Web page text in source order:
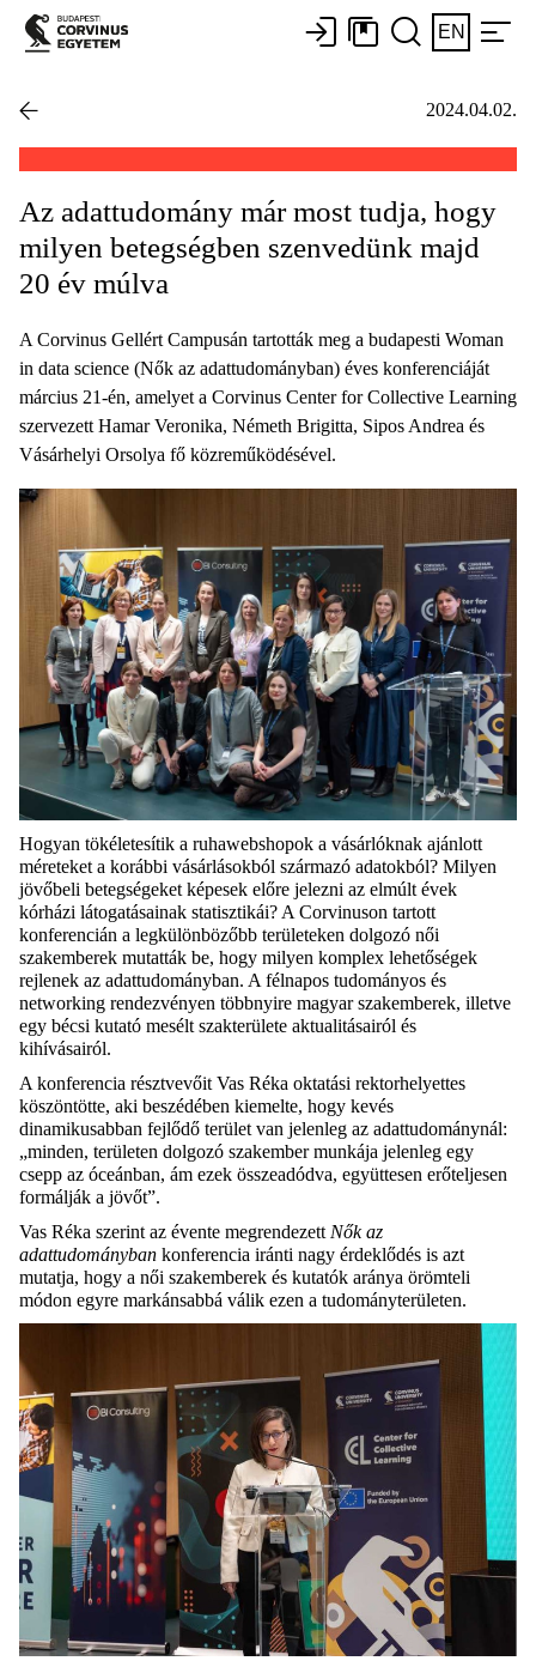
EN
2024.04.02.
Az adattudomány már most tudja, hogy
milyen betegségben szenvedünk majd
20 év múlva
A Corvinus Gellért Campusán tartották meg a budapesti Woman
in data science (Nők az adattudományban) éves konferenciáját
március 21-én, amelyet a Corvinus Center for Collective Learning
szervezett Hamar Veronika, Németh Brigitta, Sipos Andrea és
Vásárhelyi Orsolya fő közreműködésével.
Hogyan tökéletesítik a ruhawebshopok a vásárlóknak ajánlott
méreteket a korábbi vásárlásokból származó adatokból? Milyen
jövőbeli betegségeket képesek előre jelezni az elmúlt évek
kórházi látogatásainak statisztikái? A Corvinuson tartott
konferencián a legkülönbözőbb területeken dolgozó női
szakemberek mutatták be, hogy milyen komplex lehetőségek
rejlenek az adattudományban. A félnapos tudományos és
networking rendezvényen többnyire magyar szakemberek, illetve
egy bécsi kutató mesélt szakterülete aktualitásairól és
kihívásairól.
A konferencia résztvevőit Vas Réka oktatási rektorhelyettes
köszöntötte, aki beszédében kiemelte, hogy kevés
dinamikusabban fejlődő terület van jelenleg az adattudománynál:
„minden, területen dolgozó szakember munkája jelenleg egy
csepp az óceánban, ám ezek összeadódva, együttesen erőteljesen
formálják a jövőt”.
Vas Réka szerint az évente megrendezett Nők az
adattudományban konferencia iránti nagy érdeklődés is azt
mutatja, hogy a női szakemberek és kutatók aránya örömteli
módon egyre markánsabbá válik ezen a tudományterületen.